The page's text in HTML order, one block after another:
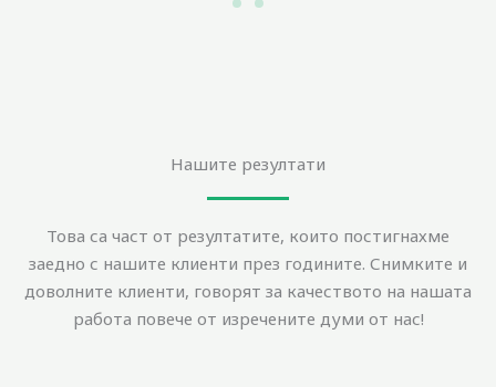
Нашите резултати
Това са част от резултатите, които постигнахме
заедно с нашите клиенти през годините. Снимките и
доволните клиенти, говорят за качеството на нашата
работа повече от изречените думи от нас!